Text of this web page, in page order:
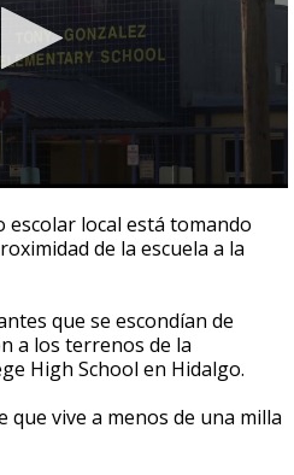
escolar local está tomando
de la escuela a la
que se escondían de
a los terrenos de la
High School en Hidalgo.
que vive a menos de una milla